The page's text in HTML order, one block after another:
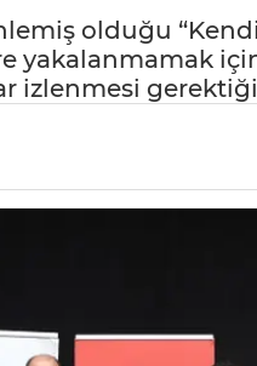
olduğu
yakalanmamak
izlenmesi